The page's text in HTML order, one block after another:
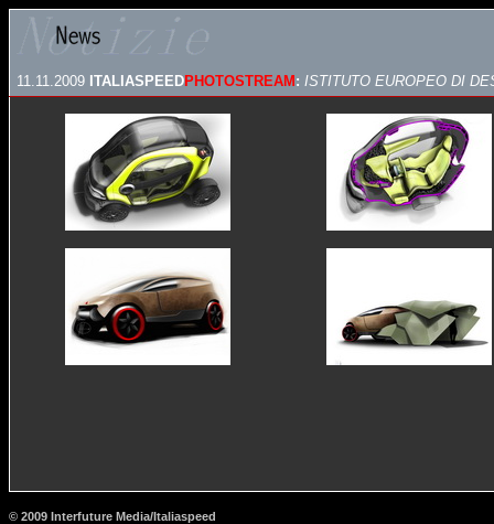
11.11.2009 ITALIASPEEDPHOTOSTREAM : ISTITUTO EUROPEO DI
© 2009 Interfuture Media/Italiaspeed